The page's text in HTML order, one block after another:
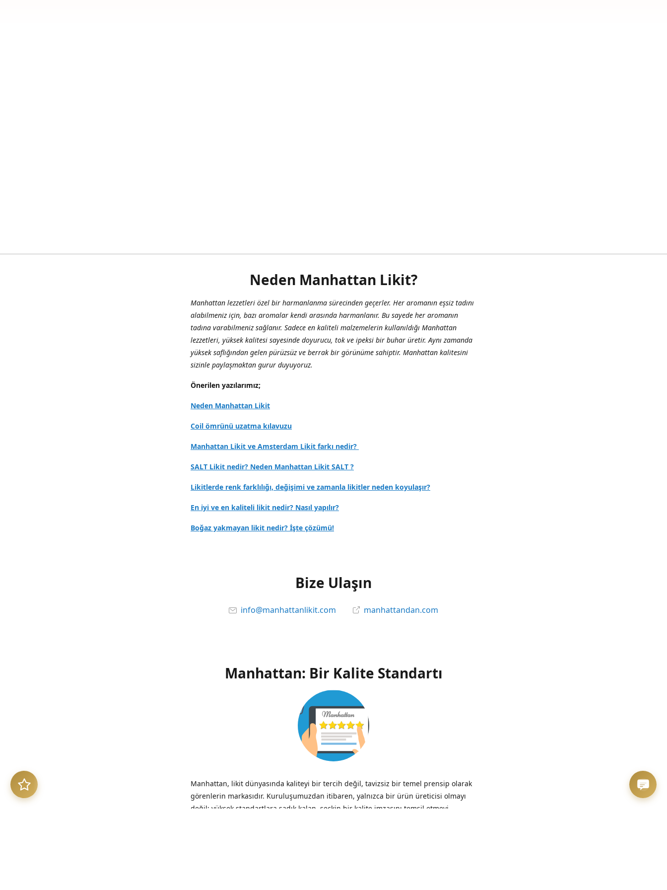
Neden Manhattan Likit?
Manhattan lezzetleri özel bir harmanlanma sürecinden geçerler. Her aromanın eşsiz tadını
alabilmeniz için, bazı aromalar kendi arasında harmanlanır. Bu sayede her aromanın
tadına varabilmeniz sağlanır. Sadece en kaliteli malzemelerin kullanıldığı Manhattan
lezzetleri, yüksek kalitesi sayesinde doyurucu, tok ve ipeksi bir buhar üretir. Aynı zamanda
yüksek saflığından gelen pürüzsüz ve berrak bir görünüme sahiptir. Manhattan kalitesini
sizinle paylaşmaktan gurur duyuyoruz.
Önerilen yazılarımız;
Neden Manhattan Likit
Coil ömrünü uzatma kılavuzu
Manhattan Likit ve Amsterdam Likit farkı nedir?
SALT Likit nedir? Neden Manhattan Likit SALT ?
Likitlerde renk farklılığı, değişimi ve zamanla likitler neden koyulaşır?
En iyi ve en kaliteli likit nedir? Nasıl yapılır?
Boğaz yakmayan likit nedir? İşte çözümü!
Bize Ulaşın
info@manhattanlikit.com manhattandan.com
Manhattan: Bir Kalite Standartı
Manhattan, likit dünyasında kaliteyi bir tercih değil, tavizsiz bir temel prensip olarak
görenlerin markasıdır. Kuruluşumuzdan itibaren, yalnızca bir ürün üreticisi olmayı
değil; yüksek standartlara sadık kalan, seçkin bir kalite imzasını temsil etmeyi